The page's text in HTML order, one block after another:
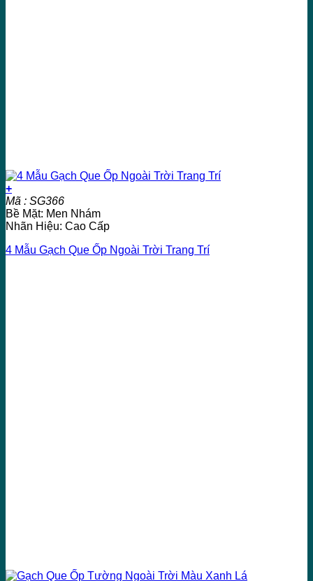
+
Mã : SG366
Bề Mặt: Men Nhám
Nhãn Hiệu: Cao Cấp
4 Mẫu Gạch Que Ốp Ngoài Trời Trang Trí